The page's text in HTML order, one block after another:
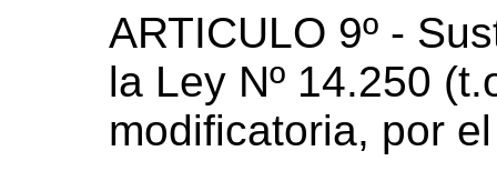
ARTICULO 9º -
la Ley Nº 14.250
modificatoria, por